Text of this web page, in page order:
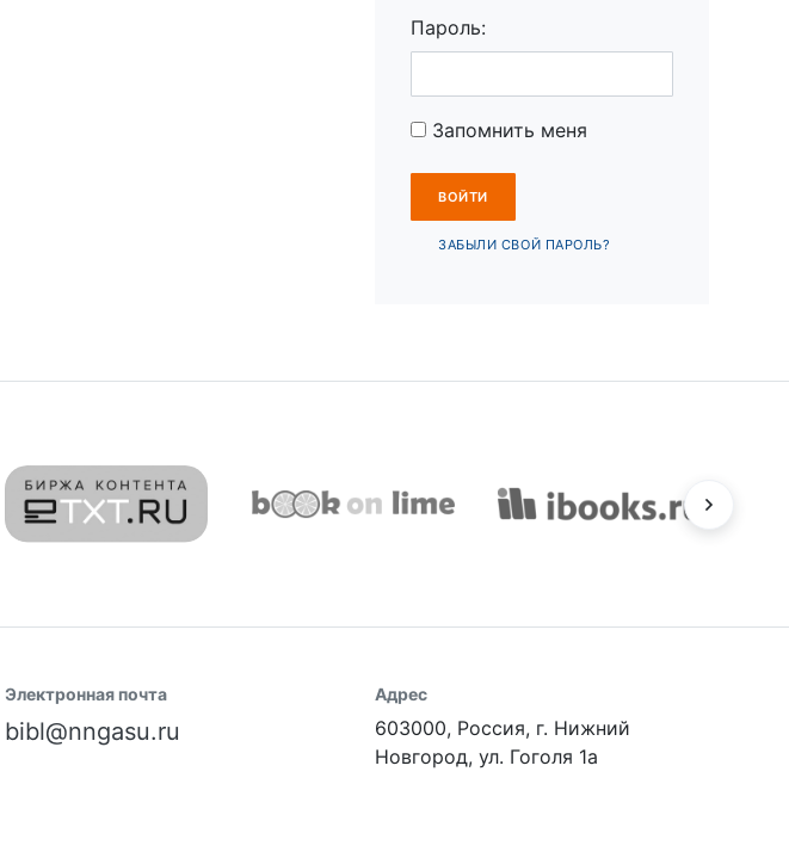
Пароль:
Запомнить меня
ЗАБЫЛИ СВОЙ ПАРОЛЬ?
Электронная почта
bibl@nngasu.ru
Адрес
603000, Россия, г. Нижний
Новгород, ул. Гоголя 1а